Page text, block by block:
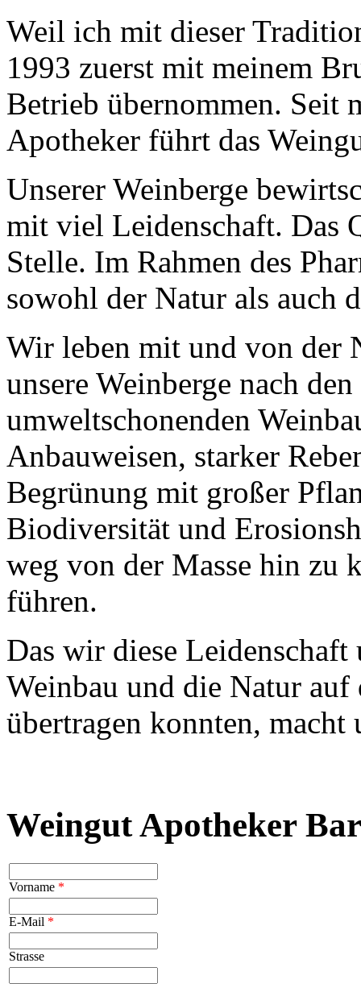
Weil ich mit dieser
1993 zuerst mit meinem
Betrieb übernommen. Seit
Apotheker führt das
Unserer Weinberge
mit viel Leidenschaft. Das
Stelle. Im Rahmen des
sowohl der Natur als auch
Wir leben mit und von der
unsere Weinberge nach
umweltschonenden
Anbauweisen, starker
Begrünung mit großer
Biodiversität und
weg von der Masse hin zu
führen.
Das wir diese
Weinbau und die Natur auf
übertragen konnten,
Weingut Apotheker
Vorname *
E-Mail *
Strasse